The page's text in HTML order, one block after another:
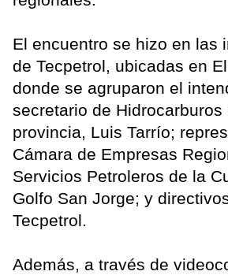
El encuentro se hizo en las
de Tecpetrol, ubicadas en
donde se agruparon el
secretario de Hidrocarburos
provincia, Luis Tarrío;
Cámara de Empresas
Servicios Petroleros de la
Golfo San Jorge; y
Tecpetrol.
Además, a través de